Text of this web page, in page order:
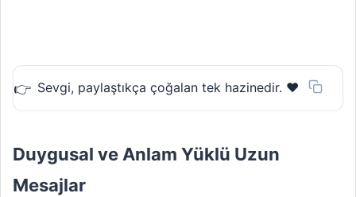
Sevgi, paylaştıkça çoğalan tek hazinedir. ❤️
Duygusal ve Anlam Yüklü Uzun
Mesajlar